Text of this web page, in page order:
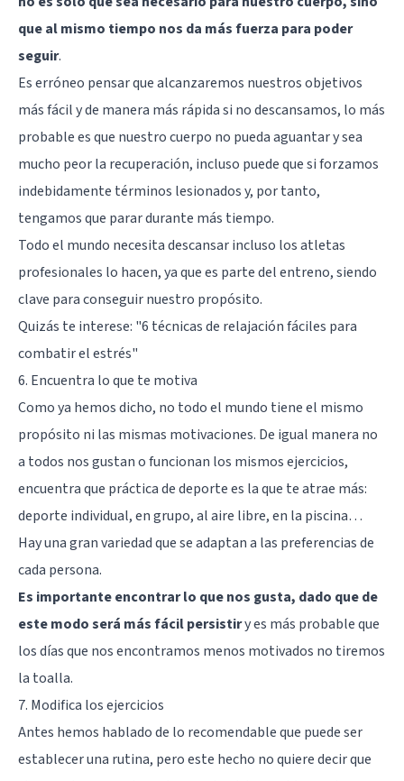
que al mismo tiempo nos da más fuerza para poder
seguir.
Es erróneo pensar que alcanzaremos nuestros objetivos
más fácil y de manera más rápida si no descansamos, lo más
probable es que nuestro cuerpo no pueda aguantar y sea
mucho peor la recuperación, incluso puede que si forzamos
indebidamente términos lesionados y, por tanto,
tengamos que parar durante más tiempo.
Todo el mundo necesita descansar incluso los atletas
profesionales lo hacen, ya que es parte del entreno, siendo
clave para conseguir nuestro propósito.
Quizás te interese: "6 técnicas de relajación fáciles para
combatir el estrés"
6. Encuentra lo que te motiva
Como ya hemos dicho, no todo el mundo tiene el mismo
propósito ni las mismas motivaciones. De igual manera no
a todos nos gustan o funcionan los mismos ejercicios,
encuentra que práctica de deporte es la que te atrae más:
deporte individual, en grupo, al aire libre, en la piscina…
Hay una gran variedad que se adaptan a las preferencias de
cada persona.
Es importante encontrar lo que nos gusta, dado que de
este modo será más fácil persistiry es más probable que
los días que nos encontramos menos motivados no tiremos
la toalla.
7. Modifica los ejercicios
Antes hemos hablado de lo recomendable que puede ser
establecer una rutina, pero este hecho no quiere decir que